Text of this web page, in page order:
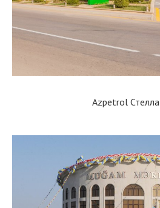
Azpetrol Стелла